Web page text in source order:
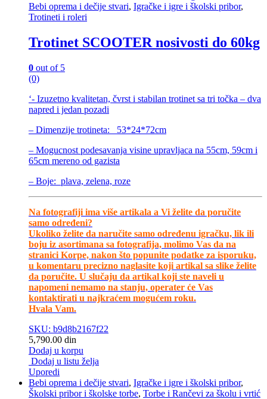
Bebi oprema i dečije stvari, Igračke i igre i školski pribor,
Trotineti i roleri
Trotinet SCOOTER nosivosti do 60kg
0 out of 5
(0)
‘- Izuzetno kvalitetan, čvrst i stabilan trotinet sa tri točka – dva
napred i jedan pozadi
– Dimenzije trotineta: 53*24*72cm
– Mogucnost podesavanja visine upravljaca na 55cm, 59cm i
65cm mereno od gazista
– Boje: plava, zelena, roze
Na fotografiji ima više artikala a Vi želite da poručite
samo određeni?
Ukoliko želite da naručite samo određenu igračku, lik ili
boju iz asortimana sa fotografija, molimo Vas da na
stranici Korpe, nakon što popunite podatke za isporuku,
u komentaru precizno naglasite koji artikal sa slike želite
da poručite. U slučaju da artikal koji ste naveli u
napomeni nemamo na stanju, operater će Vas
kontaktirati u najkraćem mogućem roku.
Hvala Vam.
SKU: b9d8b2167f22
5,790.00 din
Dodaj u korpu
Dodaj u listu želja
Uporedi
Bebi oprema i dečije stvari, Igračke i igre i školski pribor,
Školski pribor i školske torbe, Torbe i Rančevi za školu i vrtić